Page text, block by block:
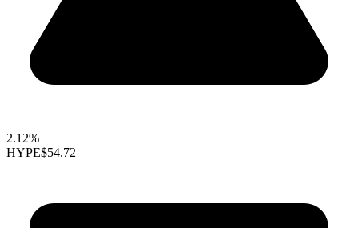
2.12%
HYPE$54.72